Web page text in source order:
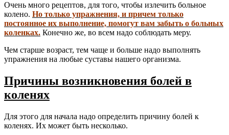
Очень много рецептов, для того, чтобы излечить больное
колено. Но только упражнения, и причем только
постоянное их выполнение, помогут вам забыть о больных
коленках. Конечно же, во всем надо соблюдать меру.
Чем старше возраст, тем чаще и больше надо выполнять
упражнения на любые суставы нашего организма.
Причины возникновения болей в
коленях
Для этого для начала надо определить причину болей к
коленях. Их может быть несколько.